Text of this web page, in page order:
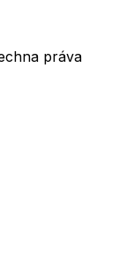
práva